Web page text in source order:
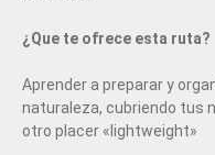
¿Que te ofrece esta ruta?
Aprender a preparar y
naturaleza, cubriendo tus
otro placer «lightweight»